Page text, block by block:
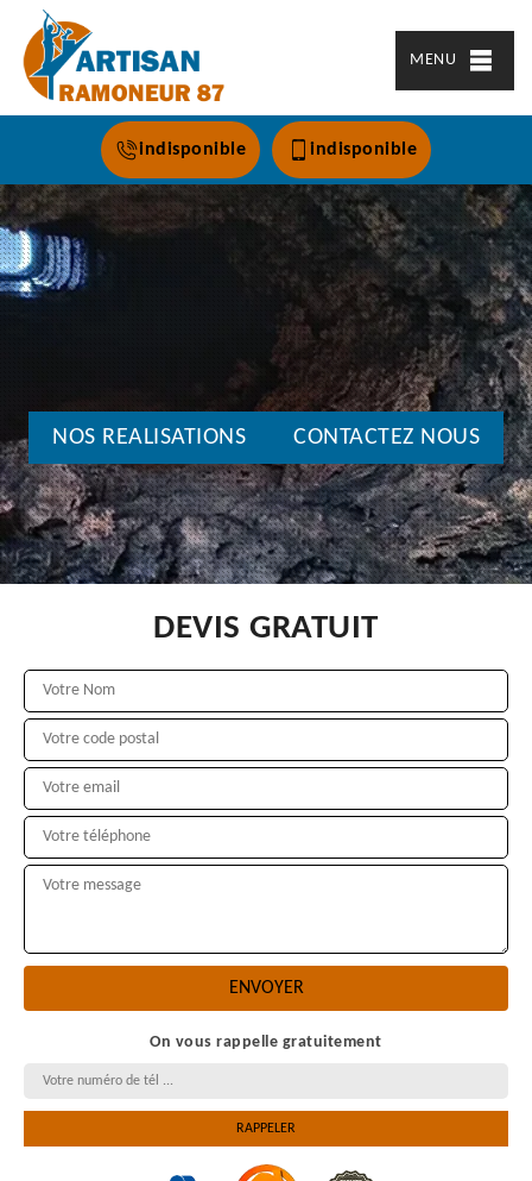
MENU
indisponible indisponible
NOS REALISATIONS CONTACTEZ NOUS
DEVIS GRATUIT
On vous rappelle gratuitement